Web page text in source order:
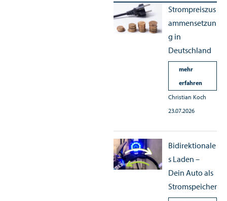
Strompreiszus
ammensetzun
g in
Deutschland
mehr
erfahren
Christian Koch
23.07.2026
Bidirektionale
s Laden –
Dein Auto als
Stromspeicher